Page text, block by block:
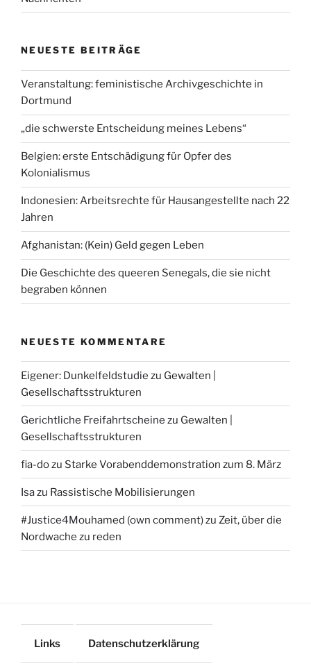
NEUESTE BEITRÄGE
Veranstaltung: feministische Archivgeschichte in
Dortmund
„die schwerste Entscheidung meines Lebens“
Belgien: erste Entschädigung für Opfer des
Kolonialismus
Indonesien: Arbeitsrechte für Hausangestellte nach 22
Jahren
Afghanistan: (Kein) Geld gegen Leben
Die Geschichte des queeren Senegals, die sie nicht
begraben können
NEUESTE KOMMENTARE
Eigener: Dunkelfeldstudie zu Gewalten |
Gesellschaftsstrukturen
Gerichtliche Freifahrtscheine zu Gewalten |
Gesellschaftsstrukturen
fia-dozu Starke Vorabenddemonstration zum 8. März
Isazu Rassistische Mobilisierungen
#Justice4Mouhamed (own comment)zu Zeit, über die
Nordwache zu reden
Links Datenschutzerklärung